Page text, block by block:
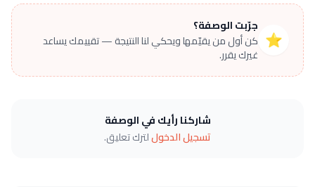
⭐
جرّبت الوصفة؟
كن أول من يقيّمها ويحكي لنا النتيجة — تقييمك يساعد
غيرك يقرر.
شاركنا رأيك في الوصفة
تسجيل الدخوللترك تعليق.